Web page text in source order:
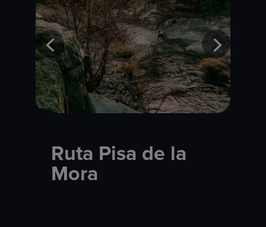
Ruta Pisa de la
Mora